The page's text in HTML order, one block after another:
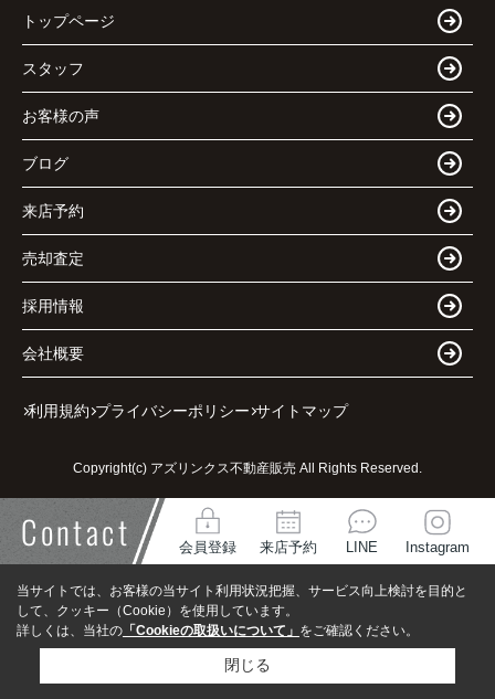
トップページ
スタッフ
お客様の声
ブログ
来店予約
売却査定
採用情報
会社概要
利用規約 プライバシーポリシー サイトマップ
Copyright(c) アズリンクス不動産販売 All Rights Reserved.
Contact 会員登録 来店予約 LINE Instagram
当サイトでは、お客様の当サイト利用状況把握、サービス向上検討を目的と
して、クッキー（Cookie）を使用しています。
詳しくは、当社の 「Cookieの取扱いについて」 をご確認ください。
閉じる